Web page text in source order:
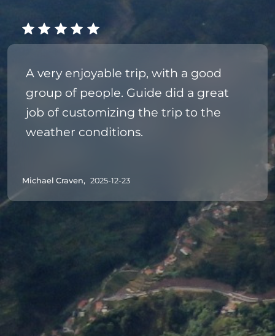
A very enjoyable trip, with a good
group of people. Guide did a great
job of customizing the trip to the
weather conditions.
Michael Craven, 2025-12-23